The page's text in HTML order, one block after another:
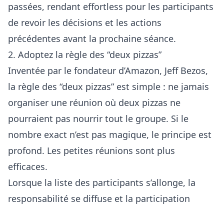
passées, rendant effortless pour les participants
de revoir les décisions et les actions
précédentes avant la prochaine séance.
2. Adoptez la règle des “deux pizzas”
Inventée par le fondateur d’Amazon, Jeff Bezos,
la règle des “deux pizzas” est simple : ne jamais
organiser une réunion où deux pizzas ne
pourraient pas nourrir tout le groupe. Si le
nombre exact n’est pas magique, le principe est
profond. Les petites réunions sont plus
efficaces.
Lorsque la liste des participants s’allonge, la
responsabilité se diffuse et la participation